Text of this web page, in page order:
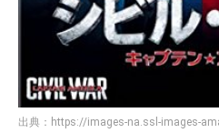
出典： https://images-na.ssl-images-